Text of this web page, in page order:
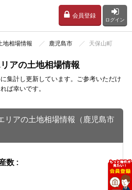
会員登録
ログイン
地相場情報 鹿児島市 天保山町
アの土地相場情報
集計し更新しています。ご参考いただけ
れば幸いです。
アの土地相場情報（鹿児島市
数 :